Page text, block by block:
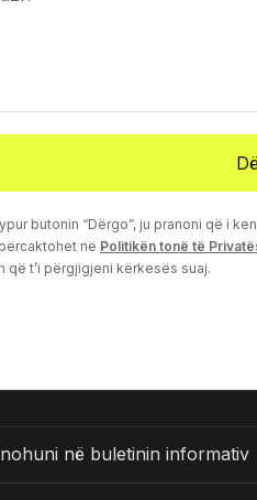
butonin “Dërgo”, ju pranoni që i
në Politikën tonë të
që t’i përgjigjeni kërkesës suaj.
në buletinin informativ